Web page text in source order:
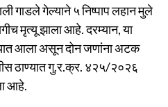
गाडले गेल्याने ५ निष्पाप लहान मुले
मृत्यू झाला आहे. दरम्यान, या
आला असून दोन जणांना अटक
ठाण्यात गु.र.क्र. ४२५/२०२६
आहे.